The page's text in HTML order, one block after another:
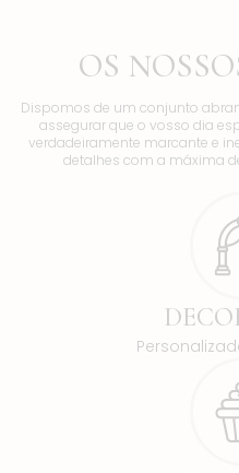
OS
Dispomos de um conjunto
assegurar que o vosso dia
verdadeiramente marcante e
detalhes com a máxima